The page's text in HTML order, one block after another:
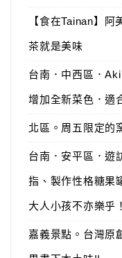
【食在Tainan】
茶就是美味
台南．中西區．
增加全新菜色．適
北區。周五限定的
台南．安平區．遊
指、製作性格糖果
大人小孩不亦樂乎
嘉義景點。台灣原